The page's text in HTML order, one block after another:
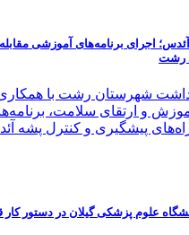
اجرای برنامه‌های آموزشی
رشت
شهرستان رشت با
و ارتقای سلامت،
پیشگیری و کنترل پشه
علوم پزشکی گیلان در دستور